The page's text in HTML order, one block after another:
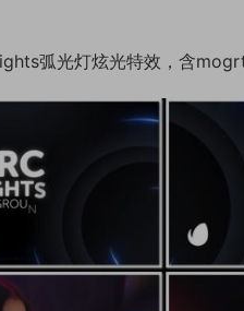
弧光灯炫光特效，含